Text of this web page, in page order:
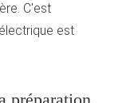
C'est
est